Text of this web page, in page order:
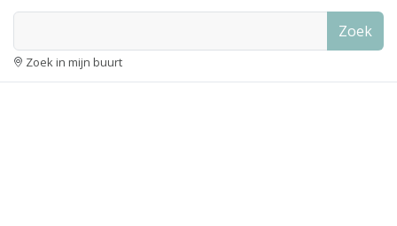
Zoek
Zoek in mijn buurt